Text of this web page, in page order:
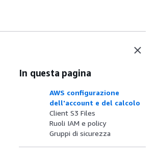
In questa pagina
AWS configurazione
dell'account e del calcolo
Client S3 Files
Ruoli IAM e policy
Gruppi di sicurezza